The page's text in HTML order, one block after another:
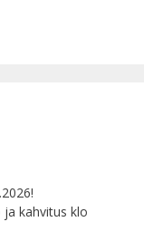
ja kahvitus klo